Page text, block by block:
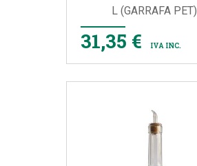
L (GARRAFA PET)
31,35 € IVA INC.